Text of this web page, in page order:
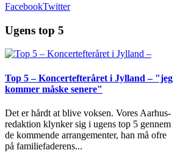
FacebookTwitter
Ugens top 5
Top 5 – Koncertefteråret i Jylland – "jeg
kommer måske senere"
Det er hårdt at blive voksen. Vores Aarhus-
redaktion klynker sig i ugens top 5 gennem
de kommende arrangementer, han må ofre
på familiefaderens...